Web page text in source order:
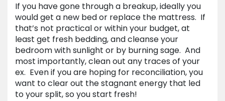
If you have gone through a breakup, ideally you
would get a new bed or replace the mattress. If
that’s not practical or within your budget, at
least get fresh bedding, and cleanse your
bedroom with sunlight or by burning sage. And
most importantly, clean out any traces of your
ex. Even if you are hoping for reconciliation, you
want to clear out the stagnant energy that led
to your split, so you start fresh!